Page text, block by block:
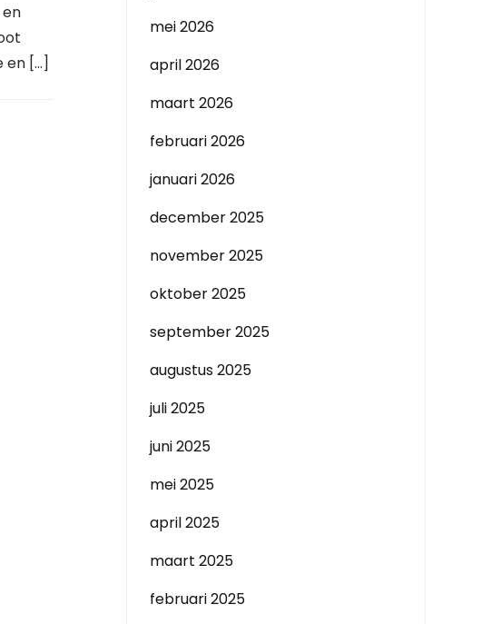
en […]
mei 2026
april 2026
maart 2026
februari 2026
januari 2026
december 2025
november 2025
oktober 2025
september 2025
augustus 2025
juli 2025
juni 2025
mei 2025
april 2025
maart 2025
februari 2025